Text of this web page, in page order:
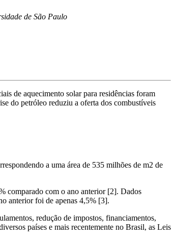
de São Paulo
de aquecimento solar para residências foram
do petróleo reduziu a oferta dos combustíveis
a uma área de 535 milhões de m2 de
comparado com o ano anterior [2]. Dados
anterior foi de apenas 4,5% [3].
redução de impostos, financiamentos,
países e mais recentemente no Brasil, as Leis